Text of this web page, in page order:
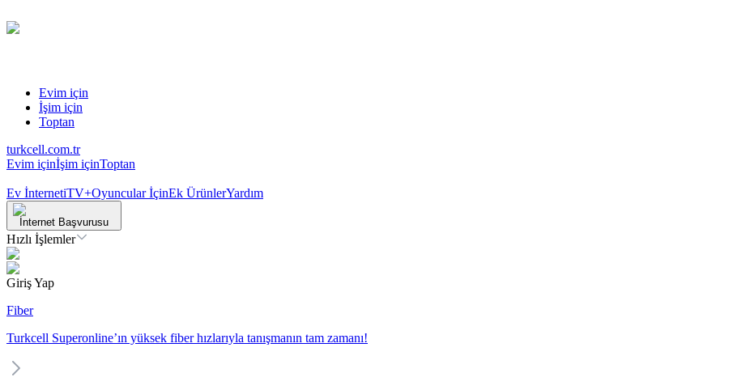
Evim için
İşim için
Toptan
turkcell.com.tr
Evim içinİşim içinToptan
Ev İnternetiTV+Oyuncular İçinEk ÜrünlerYardım
İnternet Başvurusu
Hızlı İşlemler
Giriş Yap
Fiber
Turkcell Superonline’ın yüksek fiber hızlarıyla tanışmanın tam zamanı!